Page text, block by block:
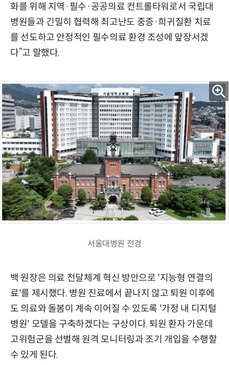
화를 위해 지역·필수·공공의료 컨트롤타워로서 국립대
병원들과 긴밀히 협력해 최고난도 중증·희귀질환 치료
를 선도하고 안정적인 필수의료 환경 조성에 앞장서겠
다”고 말했다.
서울대병원 전경
백 원장은 의료 전달체계 혁신 방안으로 '지능형 연결의
료'를 제시했다. 병원 진료에서 끝나지 않고 퇴원 이후에
도 의료와 돌봄이 계속 이어질 수 있도록 '가정 내 디지털
병원' 모델을 구축하겠다는 구상이다. 퇴원 환자 가운데
고위험군을 선별해 원격 모니터링과 조기 개입을 수행할
수 있게 된다.